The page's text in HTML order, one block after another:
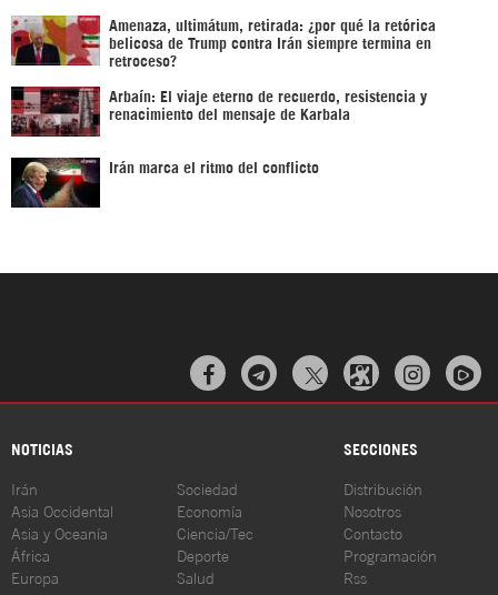
Amenaza, ultimátum, retirada: ¿por qué la retórica
belicosa de Trump contra Irán siempre termina en
retroceso?
Arbaín: El viaje eterno de recuerdo, resistencia y
renacimiento del mensaje de Karbala
Irán marca el ritmo del conflicto
  
NOTICIAS SECCIONES
Irán
Asia Occidental
Asia y Oceanía
África
Europa
Sociedad
Economía
Ciencia/Tec
Deporte
Salud
Distribución
Nosotros
Contacto
Programación
Rss